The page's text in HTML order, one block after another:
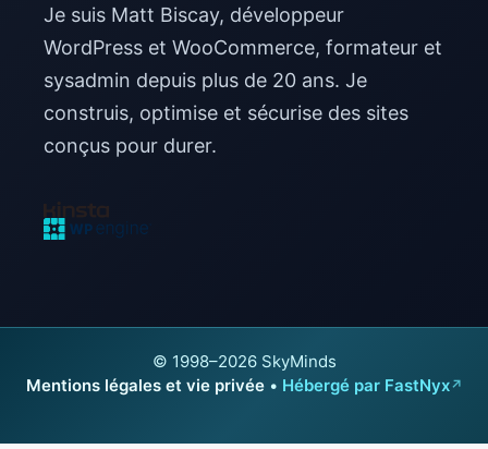
Je suis Matt Biscay, développeur
WordPress et WooCommerce, formateur et
sysadmin depuis plus de 20 ans. Je
construis, optimise et sécurise des sites
conçus pour durer.
© 1998–2026 SkyMinds
Mentions légales et vie privée • Hébergé par FastNyx